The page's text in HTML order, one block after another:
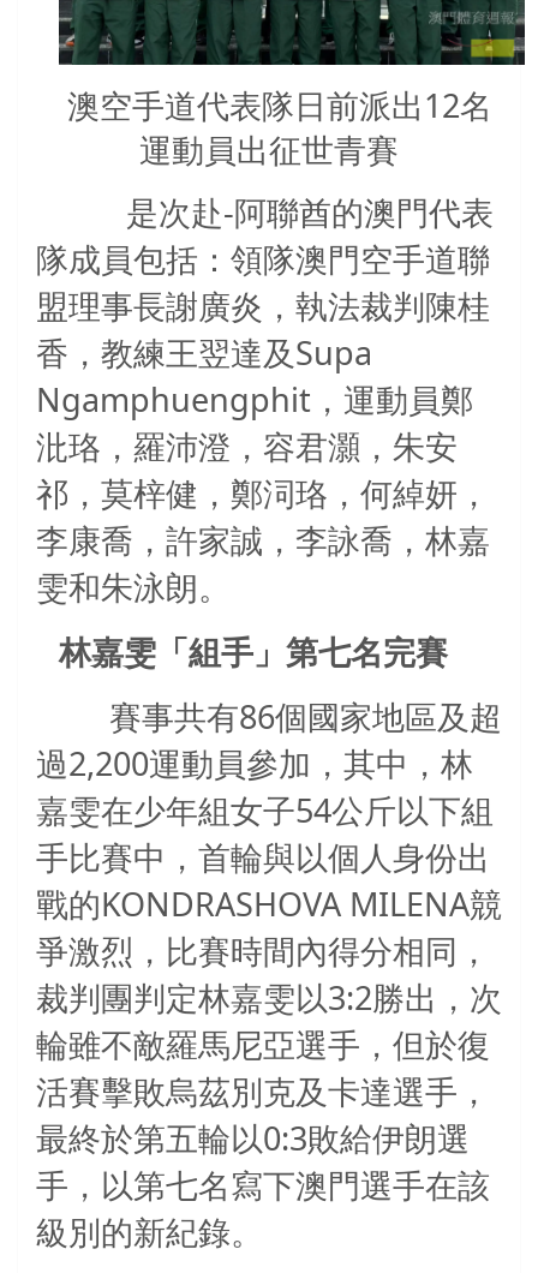
澳空手道代表隊日前派出12名
運動員出征世青賽
是次赴-阿聯酋的澳門代表
隊成員包括：領隊澳門空手道聯
盟理事長謝廣炎，執法裁判陳桂
香，教練王翌達及 Supa
Ngamphuengphit ，運動員鄭
沘珞，羅沛澄，容君灝，朱安
祁，莫梓健，鄭泀珞，何綽妍，
李康喬，許家誠，李詠喬，林嘉
雯和朱泳朗。
林嘉雯「 組手」 第七名完賽
賽事共有86個國家地區及超
過2,200運動員參加，其中，林
嘉雯在少年組女子54公斤以下組
手比賽中，首輪與以個人身份出
戰的KONDRASHOVA MILENA競
爭激烈，比賽時間內得分相同，
裁判團判定林嘉雯以3:2勝出，次
輪雖不敵羅馬尼亞選手，但於復
活賽擊敗烏茲別克及卡達選手，
最終於第五輪以0:3敗給伊朗選
手，以第七名寫下澳門選手在該
級別的新紀錄。